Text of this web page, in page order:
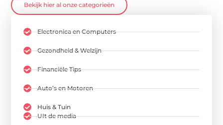
Bekijk hier al onze categorieën
Electronica en Computers
Gezondheid & Welzijn
Financiële Tips
Auto’s en Motoren
Huis & Tuin
UIt de media